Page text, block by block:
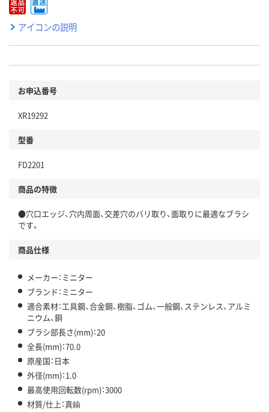
アイコンの説明
お申込番号
XR19292
型番
FD2201
商品の特徴
●穴口エッジ、穴内周面、交差穴のバリ取り、面取りに最適なブラシ
です。
商品仕様
メーカー：ミニター
ブランド：ミニター
適合素材：工具鋼、合金鋼、樹脂、ゴム、一般鋼、ステンレス、アルミ
ニウム、銅
ブラシ部長さ(mm)：20
全長(mm)：70.0
原産国：日本
外径(mm)：1.0
最高使用回転数(rpm)：3000
材質/仕上：真鍮